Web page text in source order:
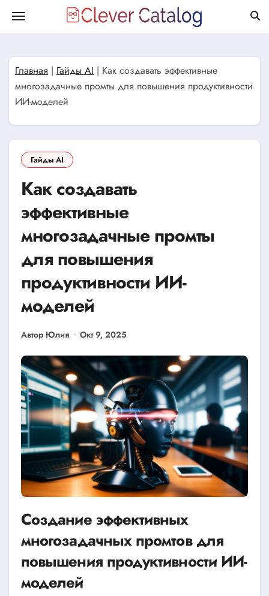
Главная | Гайды AI | Как создавать эффективные
многозадачные промты для повышения продуктивности
ИИ-моделей
Гайды AI
Как создавать
эффективные
многозадачные промты
для повышения
продуктивности ИИ-
моделей
Автор Юлия Окт 9, 2025
Создание эффективных
многозадачных промтов для
повышения продуктивности ИИ-
моделей